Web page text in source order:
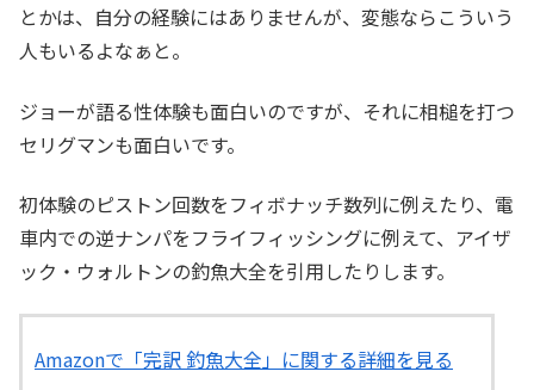
とかは、自分の経験にはありませんが、変態ならこういう
人もいるよなぁと。
ジョーが語る性体験も面白いのですが、それに相槌を打つ
セリグマンも面白いです。
初体験のピストン回数をフィボナッチ数列に例えたり、電
車内での逆ナンパをフライフィッシングに例えて、アイザ
ック・ウォルトンの釣魚大全を引用したりします。
Amazonで「完訳 釣魚大全」に関する詳細を見る